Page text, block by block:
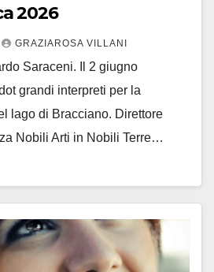
2026
GRAZIAROSA VILLANI
Saraceni. Il 2 giugno
grandi interpreti per la
lago di Bracciano. Direttore
Nobili Arti in Nobili Terre…